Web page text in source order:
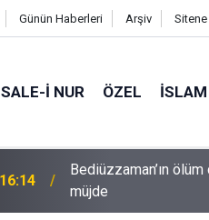
Günün Haberleri Arşiv Sitene
I NUR ÖZEL İSLAM
14:57 Meta'ya çocuk